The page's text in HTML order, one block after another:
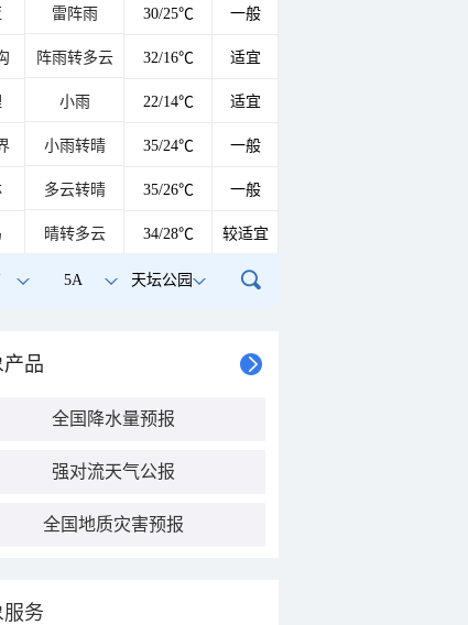
雷阵雨 30/25℃ 一般
阵雨转多云 32/16℃ 适宜
小雨 22/14℃ 适宜
小雨转晴 35/24℃ 一般
多云转晴 35/26℃ 一般
晴转多云 34/28℃ 较适宜
5A 天坛公园
品
全国降水量预报
强对流天气公报
全国地质灾害预报
务